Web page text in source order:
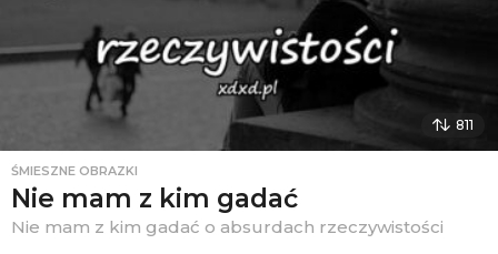
811
ŚMIESZNE OBRAZKI
Nie mam z kim gadać
Nie mam z kim gadać o absurdach rzeczywistości